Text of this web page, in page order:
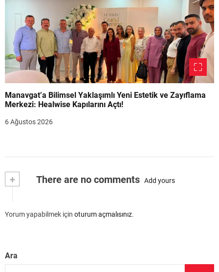
Manavgat’a Bilimsel Yaklaşımlı Yeni Estetik ve Zayıflama
Merkezi: Healwise Kapılarını Açtı!
6 Ağustos 2026
+ There are no comments Add yours
Yorum yapabilmek için oturum açmalısınız.
Ara